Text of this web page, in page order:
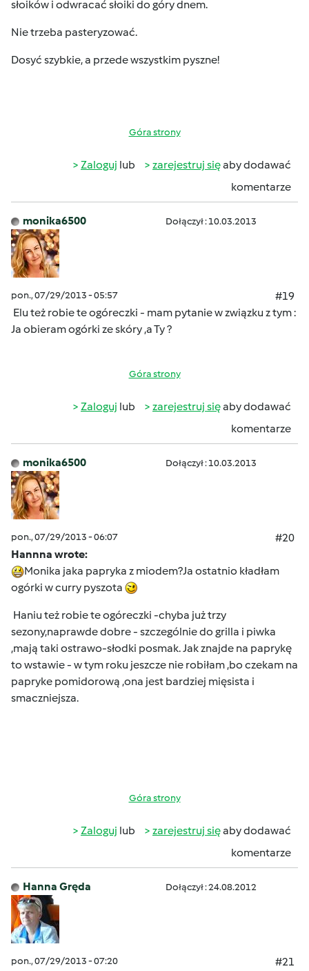
słoików i odwracać słoiki do góry dnem.
Nie trzeba pasteryzować.
Dosyć szybkie, a przede wszystkim pyszne!
Góra strony
Zaloguj lub zarejestruj sięaby dodawać
komentarze
monika6500 Dołączył : 10.03.2013
pon., 07/29/2013 - 05:57
#19
Elu też robie te ogóreczki - mam pytanie w związku z tym :
Ja obieram ogórki ze skóry ,a Ty ?
Góra strony
Zaloguj lub zarejestruj sięaby dodawać
komentarze
monika6500 Dołączył : 10.03.2013
pon., 07/29/2013 - 06:07
#20
Hannna wrote:
Monika jaka papryka z miodem?Ja ostatnio kładłam
ogórki w curry pyszota
Haniu też robie te ogóreczki -chyba już trzy
sezony,naprawde dobre - szczególnie do grilla i piwka
,mają taki ostrawo-słodki posmak.Jak znajde na paprykę
to wstawie - w tym roku jeszcze nie robiłam ,bo czekam na
papryke pomidorową ,ona jest bardziej mięsista i
smaczniejsza.
Góra strony
Zaloguj lub zarejestruj sięaby dodawać
komentarze
Hanna Gręda Dołączył : 24.08.2012
pon., 07/29/2013 - 07:20
#21